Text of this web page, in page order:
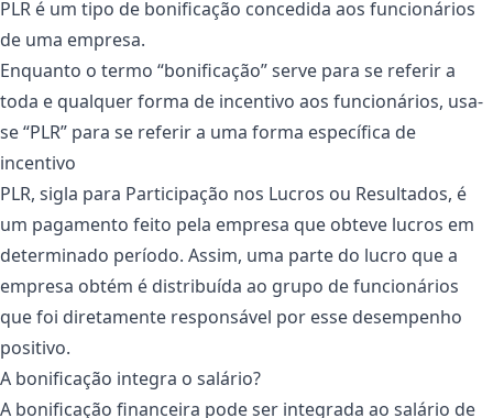
PLR é um tipo de bonificação concedida aos funcionários
de uma empresa.
Enquanto o termo “bonificação” serve para se referir a
toda e qualquer forma de incentivo aos funcionários, usa-
se “PLR” para se referir a uma forma específica de
incentivo
PLR, sigla para Participação nos Lucros ou Resultados, é
um pagamento feito pela empresa que obteve lucros em
determinado período. Assim, uma parte do lucro que a
empresa obtém é distribuída ao grupo de funcionários
que foi diretamente responsável por esse desempenho
positivo.
A bonificação integra o salário?
A bonificação financeira pode ser integrada ao salário de